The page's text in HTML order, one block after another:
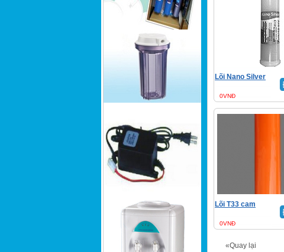
Lõi Nano Silver
0VNĐ
Lõi T33 cam
0VNĐ
«Quay lại